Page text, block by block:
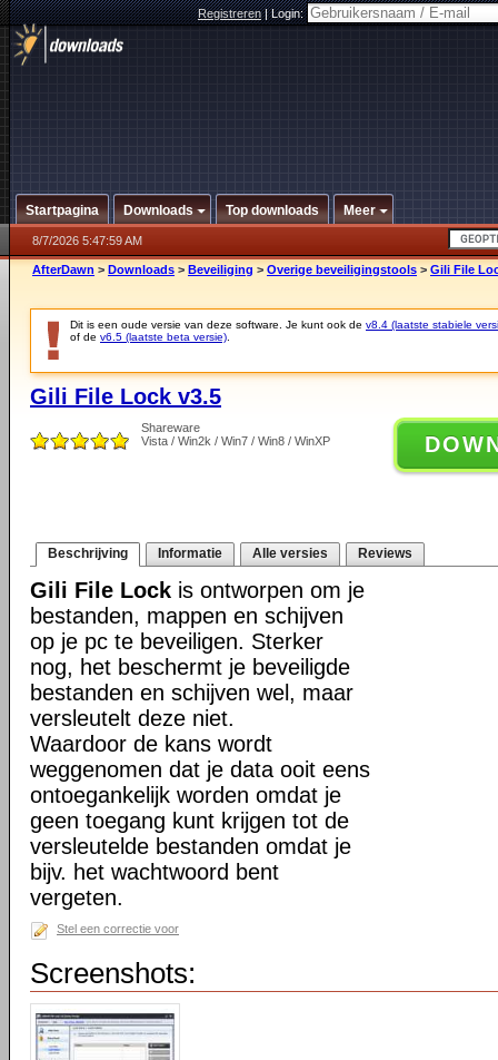
Registreren|Login:
Startpagina Downloads Top downloads Meer
8/7/2026 5:47:59 AM
AfterDawn > Downloads > Beveiliging > Overige beveiligingstools > Gili File
Dit is een oude versie van deze software. Je kunt ook de v8.4 (laatste stabiele
of de v6.5 (laatste beta versie)
Gili File Lock v3.5
Shareware
Vista / Win2k / Win7 / Win8 / WinXP
Beschrijving Informatie Alle versies Reviews
Gili File Lock is ontworpen om je
bestanden, mappen en schijven
op je pc te beveiligen. Sterker
nog, het beschermt je beveiligde
bestanden en schijven wel, maar
versleutelt deze niet.
Waardoor de kans wordt
weggenomen dat je data ooit eens
ontoegankelijk worden omdat je
geen toegang kunt krijgen tot de
versleutelde bestanden omdat je
bijv. het wachtwoord bent
vergeten.
Stel een correctie voor
Screenshots: